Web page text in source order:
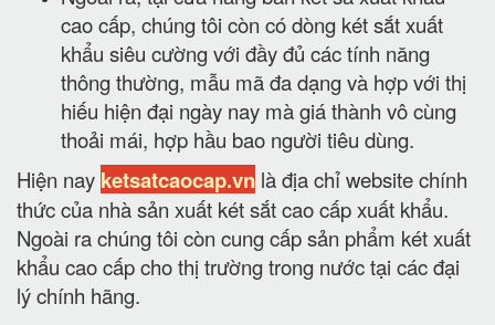
cao cấp, chúng tôi còn có dòng két sắt xuất
khẩu siêu cường với đầy đủ các tính năng
thông thường, mẫu mã đa dạng và hợp với thị
hiếu hiện đại ngày nay mà giá thành vô cùng
thoải mái, hợp hầu bao người tiêu dùng.
Hiện nay ketsatcaocap.vn là địa chỉ website chính
thức của nhà sản xuất két sắt cao cấp xuất khẩu.
Ngoài ra chúng tôi còn cung cấp sản phẩm két xuất
khẩu cao cấp cho thị trường trong nước tại các đại
lý chính hãng.